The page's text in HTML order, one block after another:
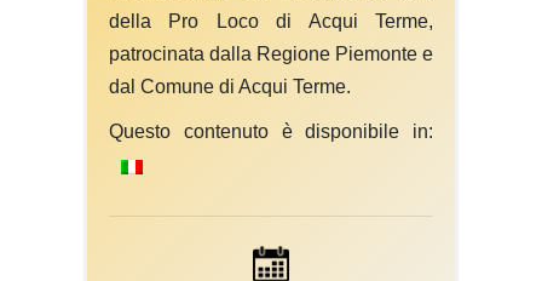
della Pro Loco di Acqui Terme,
patrocinata dalla Regione Piemonte e
dal Comune di Acqui Terme.
Questo contenuto è disponibile in: